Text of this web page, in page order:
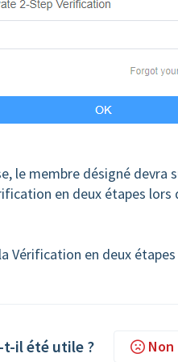
le membre désigné devra
en deux étapes lors
Vérification en deux
t-il été utile ? Non